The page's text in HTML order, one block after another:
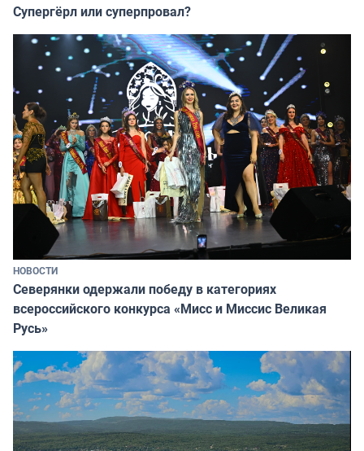
Супергёрл или суперпровал?
НОВОСТИ
Северянки одержали победу в категориях
всероссийского конкурса «Мисс и Миссис Великая
Русь»